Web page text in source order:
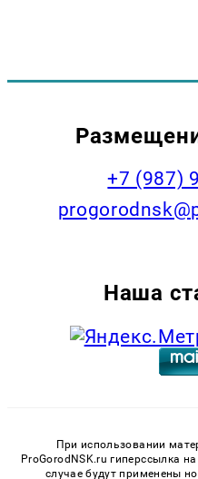
+7 (987)
Наша
При использовании
ProGorodNSK.ru гиперссылка
случае будут применены